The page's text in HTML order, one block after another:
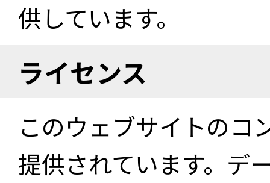
供しています。
ライセンス
このウェブサイトのコ
提供されています。デ